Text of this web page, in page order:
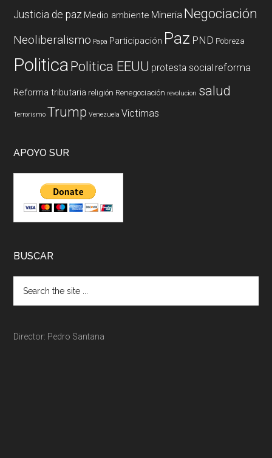
Justicia de paz Medio ambiente Mineria Negociación
Neoliberalismo Papa Participación Paz PND Pobreza
PoliticaPolitica EEUU protesta social reforma
Reforma tributaria religión Renegociación revolucion salud
Terrorismo Trump Venezuela Victimas
APOYO SUR
BUSCAR
Director: Pedro Santana